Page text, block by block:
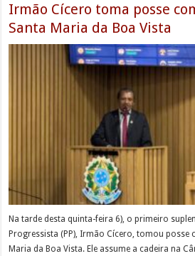
Irmão Cícero toma posse
Santa Maria da Boa Vista
Na tarde desta quinta-feira 6), o primeiro
Progressista (PP), Irmão Cícero, tomou posse
Maria da Boa Vista. Ele assume a cadeira na